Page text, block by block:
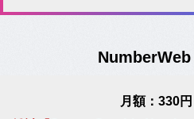
NumberWeb
月額：330円